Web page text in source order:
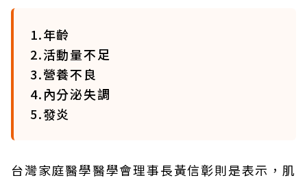
1.年齡
2.活動量不足
3.營養不良
4.內分泌失調
5.發炎
台灣家庭醫學醫學會理事長黃信彰則是表示，肌